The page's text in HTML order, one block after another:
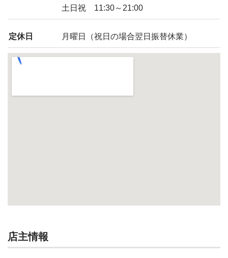
土日祝 11:30～21:00
定休日 月曜日（祝日の場合翌日振替休業）
店主情報